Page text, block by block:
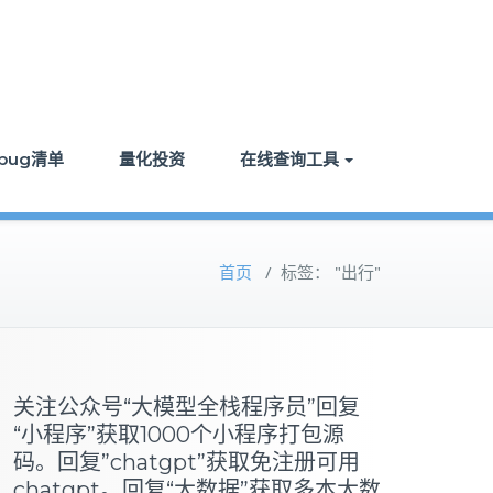
清单 量化投资 在线查询工具
首页 / 标签： "出行"
关注公众号“大模型全栈程序员”回复
“小程序”获取1000个小程序打包源
码。回复”chatgpt”获取免注册可用